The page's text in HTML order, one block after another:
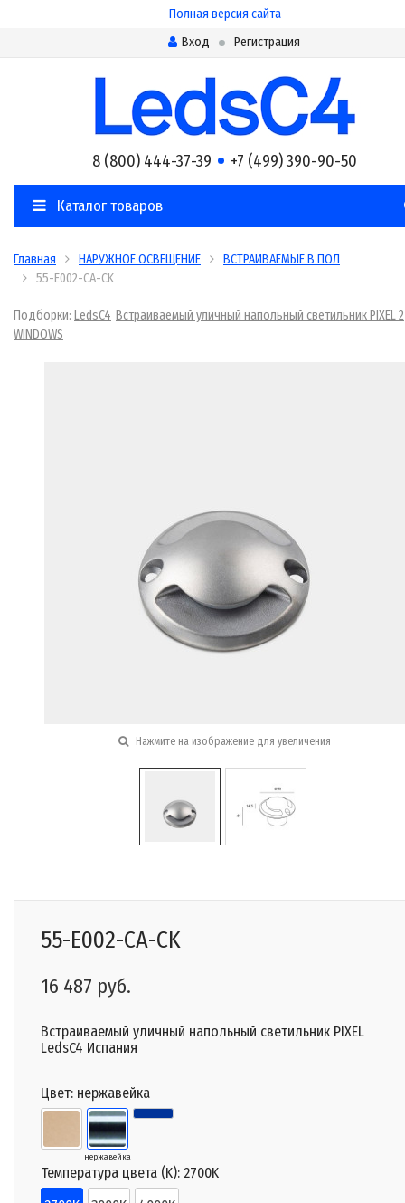
Полная версия сайта
Вход
Регистрация
8 (800) 444-37-39 +7 (499) 390-90-50
Каталог товаров
Главная НАРУЖНОЕ ОСВЕЩЕНИЕ
ВСТРАИВАЕМЫЕ В ПОЛ
55-E002-CA-CK
Подборки: LedsC4 Встраиваемый уличный напольный светильник PIXEL 2
WINDOWS
Нажмите на изображение для увеличения
55-E002-CA-CK
16 487 руб.
Встраиваемый уличный напольный светильник PIXEL
LedsC4 Испания
Цвет: нержавейка
нержавейка
Температура цвета (K): 2700K